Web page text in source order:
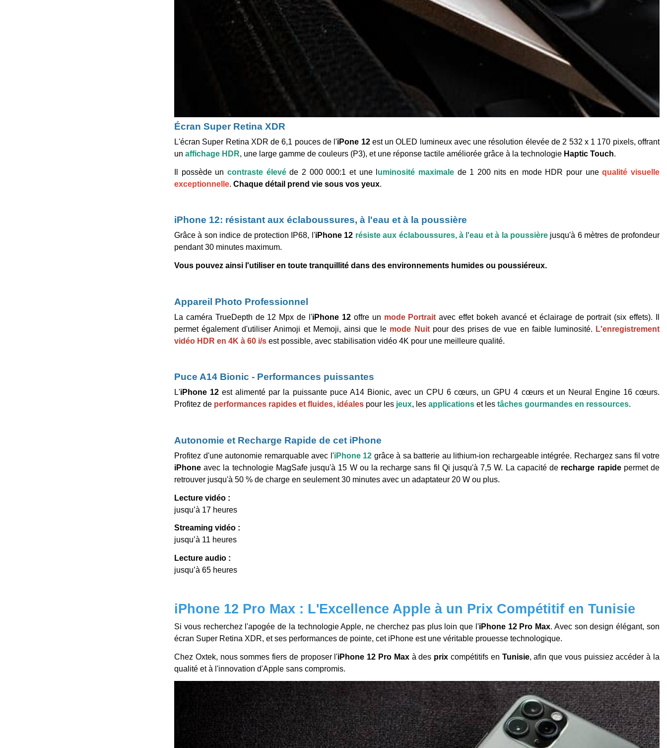
Écran Super Retina XDR
L'écran Super Retina XDR de 6,1 pouces de l'iPone 12est un OLED lumineux avec une résolution élevée de 2 532 x 1 170 pixels, offrant
un affichage HDR, une large gamme de couleurs (P3), et une réponse tactile améliorée grâce à la technologie Haptic Touch.
Il possède un contraste élevé de 2 000 000:1 et une l uminosité maximalede 1 200 nits en mode HDR pour unequalité visuelle
exceptionnelle. C haque détail prend vie sous vos yeux.
iPhone 12: résistant aux éclaboussures, à l'eau et à la poussière
Grâce à son indice de protection IP68, l'iPhone12 résiste aux éclaboussures, à l'eau et à la poussièrejusqu'à 6 mètres de profondeur
pendant 30 minutes maximum.
Vous pouvez ainsi l'utiliser en toute tranquillité dans des environnements humides ou poussiéreux.
Appareil Photo Professionnel
La caméra TrueDepth de 12 Mpx de l'iPhone 12offre un mode Portraitavec effet bokeh avancé et éclairage de portrait (six effets). Il
permet également d'utiliser Animoji et Memoji, ainsi que le mode Nuitpour des prises de vue en faible luminosité. L'enregistrement
vidéo HDR en 4K à 60 i/s est possible, avec stabilisation vidéo 4K pour une meilleure qualité.
Puce A14 Bionic - Performances puissantes
L'iPhone 12 est alimenté par la puissante puce A14 Bionic, avec un CPU 6 cœurs, un GPU 4 cœurs et un Neural Engine 16 cœurs.
Profitez de performances rapides et fluides, idéales pour les jeux, les applications et les tâches gourmandes en ressources.
Autonomie et Recharge Rapide de cet iPhone
Profitez d'une autonomie remarquable avec l'iPhone12 grâce à sa batterie au lithium-ion rechargeable intégrée. Rechargez sans fil votre
iPhoneavec la technologie MagSafe jusqu'à 15 W ou la recharge sans fil Qi jusqu'à 7,5 W. La capacité de recharge rapidepermet de
retrouver jusqu'à 50 % de charge en seulement 30 minutes avec un adaptateur 20 W ou plus.
Lecture vidéo :
jusqu’à 17 heures
Streaming vidéo :
jusqu’à 11 heures
Lecture audio :
jusqu’à 65 heures
iPhone 12 Pro Max : L'Excellence Apple à un Prix Compétitif en Tunisie
Si vous recherchez l'apogée de la technologie Apple, ne cherchez pas plus loin que l'iPhone 12 Pro Max. Avec son design élégant, son
écran Super Retina XDR, et ses performances de pointe, cet iPhone est une véritable prouesse technologique.
Chez Oxtek, nous sommes fiers de proposer l'iPhone 12 Pro Maxà des prix compétitifs en Tunisie, afin que vous puissiez accéder à la
qualité et à l'innovation d'Apple sans compromis.